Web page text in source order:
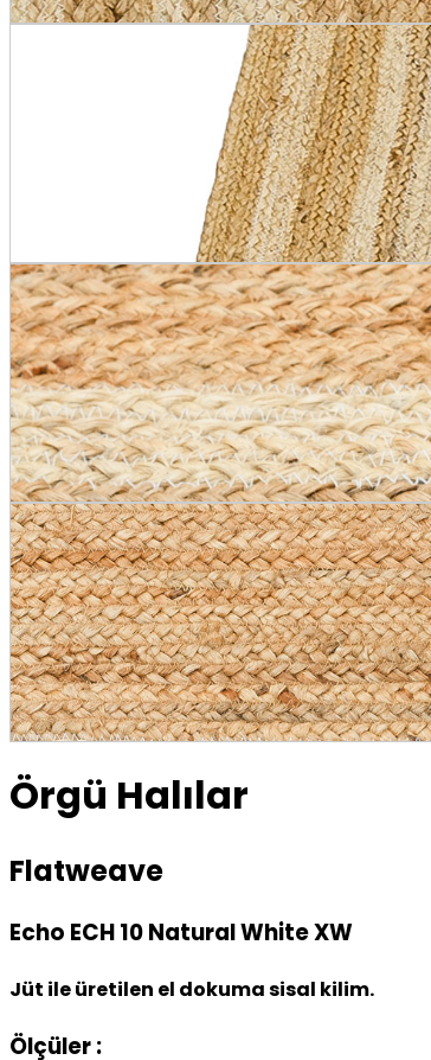
Örgü Halılar
Flatweave
Echo ECH 10 Natural White XW
Jüt ile üretilen el dokuma sisal kilim.
Ölçüler :